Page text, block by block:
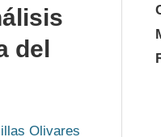
del
Olivares